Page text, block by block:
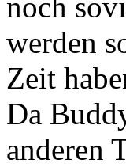
werden
Zeit
Da
anderen